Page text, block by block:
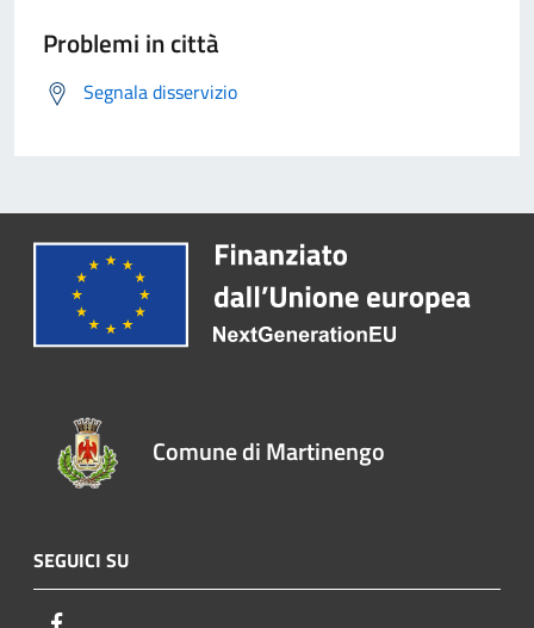
Problemi in città
Segnala disservizio
Comune di Martinengo
SEGUICI SU